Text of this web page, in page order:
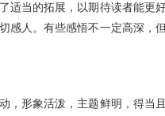
适当的拓展，以期待读者能更
感人。有些感悟不一定高深，
，形象活泼，主题鲜明，得当